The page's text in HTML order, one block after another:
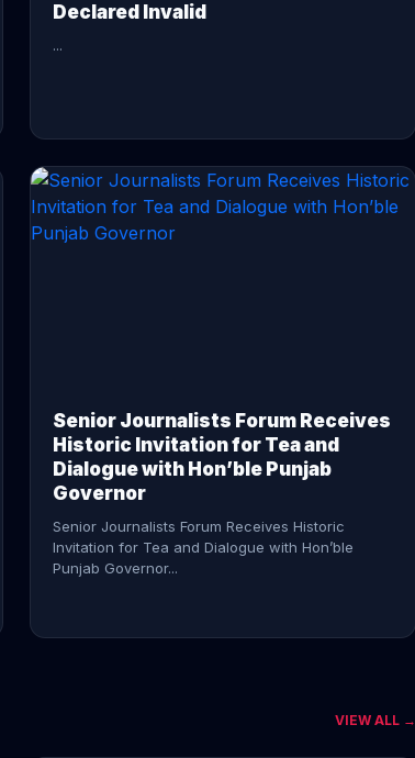
Declared Invalid
...
Senior Journalists Forum Receives
Historic Invitation for Tea and
Dialogue with Hon’ble Punjab
Governor
Senior Journalists Forum Receives Historic
Invitation for Tea and Dialogue with Hon’ble
Punjab Governor...
VIEW ALL →